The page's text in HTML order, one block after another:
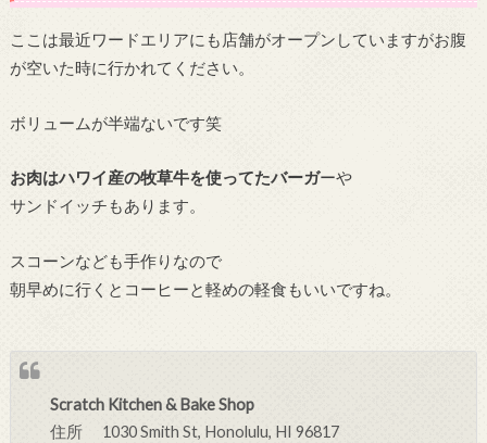
ここは最近ワードエリアにも店舗がオープンしていますがお腹
が空いた時に行かれてください。
ボリュームが半端ないです笑
お肉はハワイ産の牧草牛を使ってたバーガーや
サンドイッチもあります。
スコーンなども手作りなので
朝早めに行くとコーヒーと軽めの軽食もいいですね。
Scratch Kitchen & Bake Shop
住所 1030 Smith St, Honolulu, HI 96817